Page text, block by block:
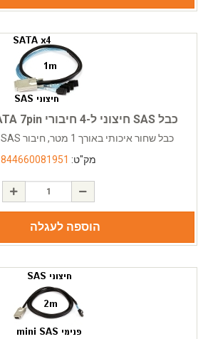
כבל SAS חיצוני ל-4 חיבורי SATA 7pin באורך 1 מטר
כבל שחור איכותי באורך 1 מטר, חיבור SAS חיצוני ל-4 חיבורי...
מק"ט: 844660081951
הוספה לעגלה